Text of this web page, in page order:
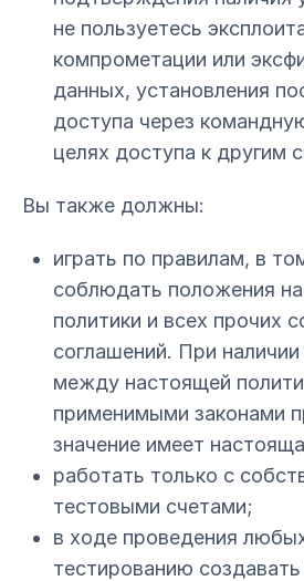
не пользуетесь
компрометации или
данных, установления
доступа через
целях доступа к другим
Вы также должны:
играть по правилам, в
соблюдать положения
политики и всех прочих
соглашений. При
между настоящей
применимыми законами
значение имеет
работать только с
тестовыми счетами;
в ходе проведения
тестированию